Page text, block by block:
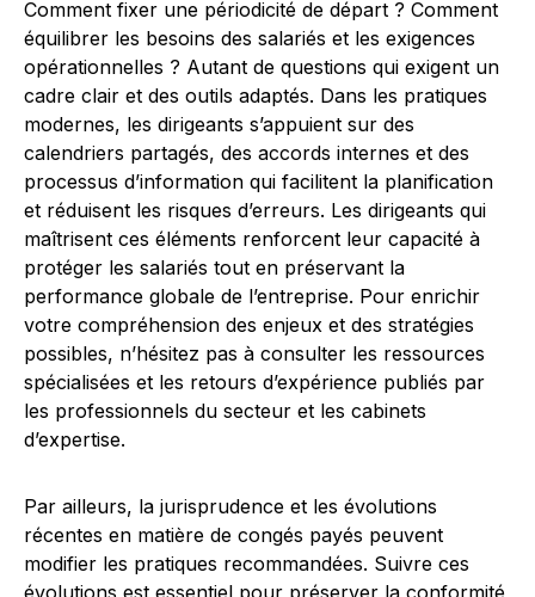
Comment fixer une périodicité de départ ? Comment
équilibrer les besoins des salariés et les exigences
opérationnelles ? Autant de questions qui exigent un
cadre clair et des outils adaptés. Dans les pratiques
modernes, les dirigeants s’appuient sur des
calendriers partagés, des accords internes et des
processus d’information qui facilitent la planification
et réduisent les risques d’erreurs. Les dirigeants qui
maîtrisent ces éléments renforcent leur capacité à
protéger les salariés tout en préservant la
performance globale de l’entreprise. Pour enrichir
votre compréhension des enjeux et des stratégies
possibles, n’hésitez pas à consulter les ressources
spécialisées et les retours d’expérience publiés par
les professionnels du secteur et les cabinets
d’expertise.
Par ailleurs, la jurisprudence et les évolutions
récentes en matière de congés payés peuvent
modifier les pratiques recommandées. Suivre ces
évolutions est essentiel pour préserver la conformité